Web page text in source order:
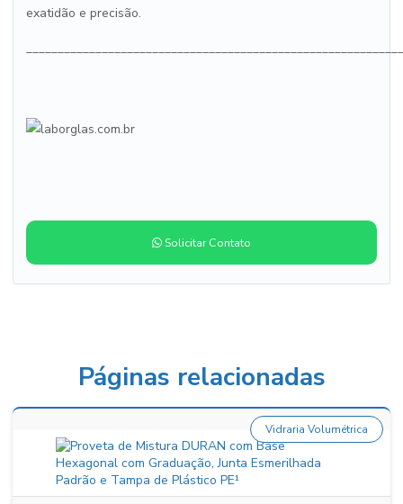
exatidão e precisão.
Solicitar Contato
Páginas relacionadas
Vidraria Volumétrica